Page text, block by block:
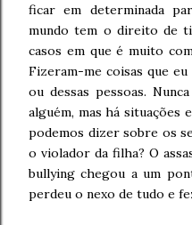
ficar em determinada
mundo tem o direito de
casos em que é muito
Fizeram-me coisas que
ou dessas pessoas.
alguém, mas há situações
podemos dizer sobre os
o violador da filha? O
bullying chegou a um
perdeu o nexo de tudo e